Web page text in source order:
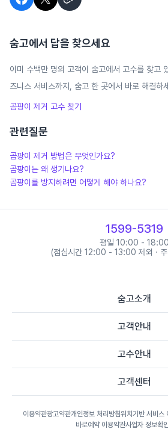
숨고에서 답을 찾으세요
이미 수백만 명의 고객이 숨고에서 고수를 찾고
즈니스 서비스까지, 숨고 한 곳에서 바로 해결하
곰팡이 제거 고수 찾기
관련질문
곰팡이 제거 방법은 무엇인가요?
곰팡이는 왜 생기나요?
곰팡이를 방지하려면 어떻게 해야 하나요?
1599-5319
평일 10:00 - 18:00
(점심시간 12:00 - 13:00 제외 · 주
숨고소개
고객안내
고수안내
고객센터
이용약관광고약관개인정보 처리방침위치기반 서비스
바로예약 이용약관사업자 정보확인